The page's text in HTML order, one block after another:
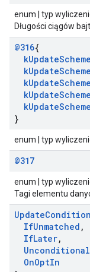
enum | typ
Długości ciągów
@316{
kUpdateScheme
kUpdateScheme
kUpdateScheme
kUpdateScheme
kUpdateScheme
}
enum | typ
@317
enum | typ
Tagi elementu
UpdateCondition
IfUnmatched ,
IfLater,
OnOptIn